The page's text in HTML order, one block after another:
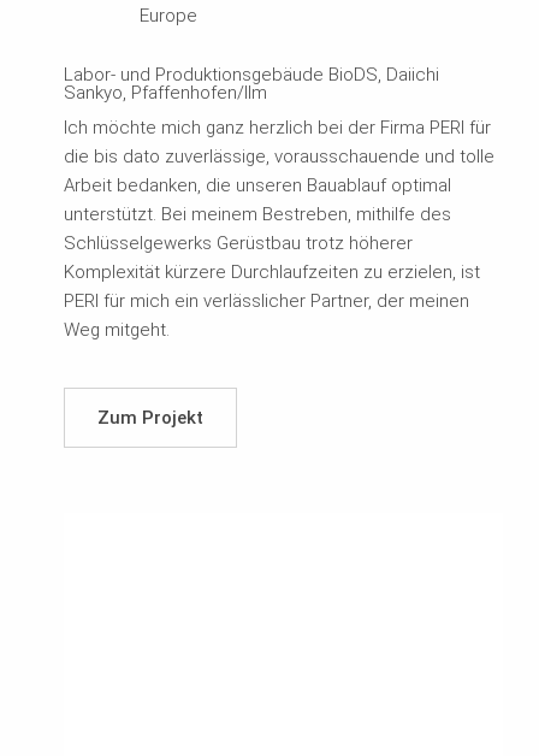
Europe
Labor- und Produktionsgebäude BioDS, Daiichi
Sankyo, Pfaffenhofen/Ilm
Ich möchte mich ganz herzlich bei der Firma PERI für
die bis dato zuverlässige, vorausschauende und tolle
Arbeit bedanken, die unseren Bauablauf optimal
unterstützt. Bei meinem Bestreben, mithilfe des
Schlüsselgewerks Gerüstbau trotz höherer
Komplexität kürzere Durchlaufzeiten zu erzielen, ist
PERI für mich ein verlässlicher Partner, der meinen
Weg mitgeht.
Zum Projekt